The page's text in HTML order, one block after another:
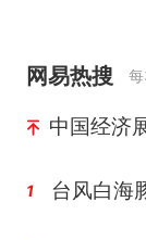
网易热搜
中国经济
1